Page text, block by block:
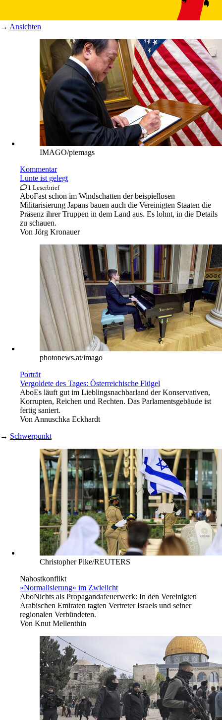
→ Ansichten
IMAGO/piemags
Kommentar
Lunte ist gelegt
1 Leserbrief
AboFast schon im Windschatten der beispiellosen
Militarisierung Japans bauen auch die Vereinigten Staaten die
Präsenz ihrer Truppen in dem Land aus. Es lohnt, in die Details
zu schauen.
Von Jörg Kronauer
photonews.at/imago
Porträt
Vergoldete des Tages: Österreichische Flügel
AboEs läuft gut im Lieblingsnachbarland der Konservativen,
Korrupten, Reichen und Rechten. Das Parlamentsgebäude ist
fertig saniert.
Von Annuschka Eckhardt
→ Schwerpunkt
Christopher Pike/REUTERS
Nahostkonflikt
»Normalisierung« im Zwielicht
AboNichts als Propagandafeuerwerk: In den Vereinigten
Arabischen Emiraten tagten Vertreter Israels und seiner
regionalen Verbündeten.
Von Knut Mellenthin